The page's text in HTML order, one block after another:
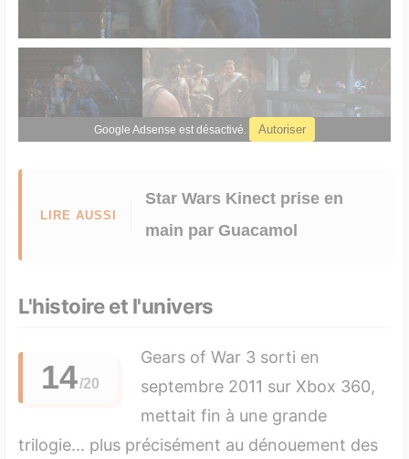
Google Adsense est désactivé. Autoriser
LIRE AUSSI
Star Wars Kinect prise en
main par Guacamol
L'histoire et l'univers
14
Gears of War 3 sorti en
septembre 2011 sur Xbox 360,
mettait fin à une grande
trilogie... plus précisément au dénouement des